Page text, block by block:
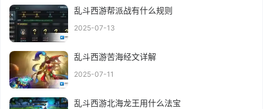
乱斗西游帮派战有什么规则
2025-07-13
乱斗西游苦海经文详解
2025-07-11
乱斗西游北海龙王用什么法宝